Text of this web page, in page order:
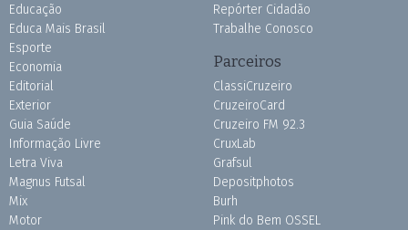
Educação
Educa Mais Brasil
Esporte
Economia
Editorial
Exterior
Guia Saúde
Informação Livre
Letra Viva
Magnus Futsal
Mix
Motor
Repórter Cidadão
Trabalhe Conosco
Parceiros
ClassiCruzeiro
CruzeiroCard
Cruzeiro FM 92.3
CruxLab
Grafsul
Depositphotos
Burh
Pink do Bem OSSEL